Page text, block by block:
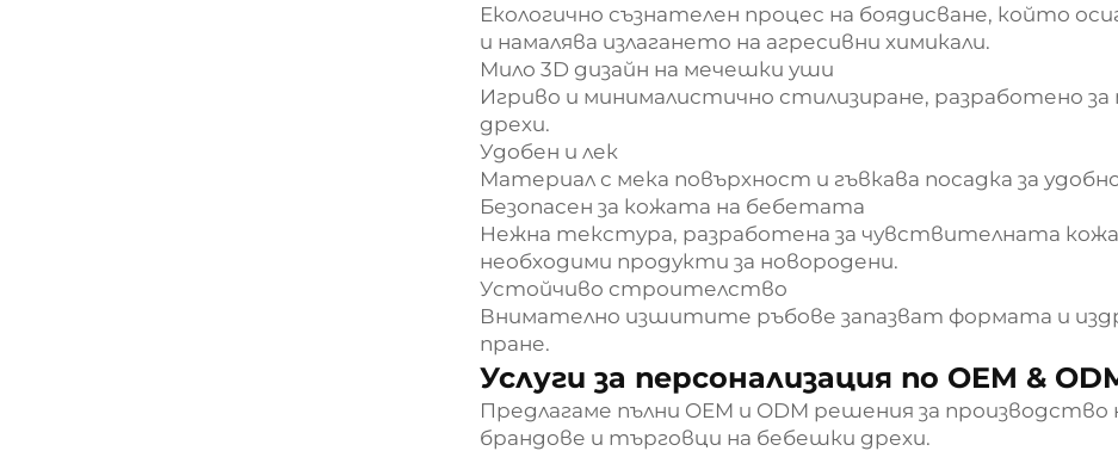
Екологично съзнателен процес на боядисване, който
и намалява излагането на агресивни химикали.
Мило 3D дизайн на мечешки уши
Игриво и минималистично стилизиране, разработено
дрехи.
Удобен и лек
Материал с мека повърхност и гъвкава посадка за
Безопасен за кожата на бебетата
Нежна текстура, разработена за чувствителната
необходими продукти за новородени.
Устойчиво строителство
Внимателно изшитите ръбове запазват формата и
пране.
Услуги за персонализация по OEM &
Предлагаме пълни OEM и ODM решения за
брандове и търговци на бебешки дрехи.